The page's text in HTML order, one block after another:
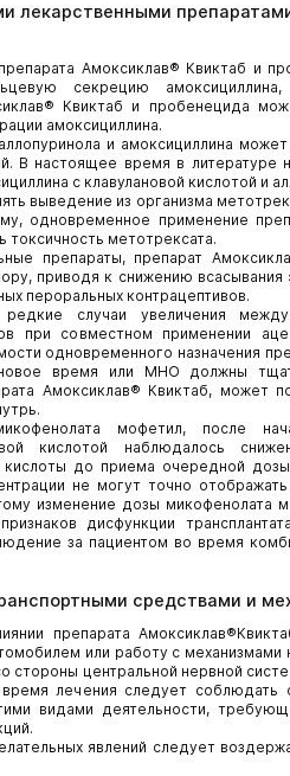
лекарственными
Амоксиклав® Квиктаб и
секрецию
Квиктаб и пробенецида
амоксициллина.
и амоксициллина
В настоящее время в
с клавулановой кислотой и
выведение из организма
одновременное применение
токсичность метотрексата.
препараты, препарат
приводя к снижению
пероральных контрацептивов.
случаи увеличения
при совместном применении
одновременного назначения
время или МНО должны
Амоксиклав® Квиктаб, может
мофетил, после
кислотой наблюдалось
до приема очередной дозы
не могут точно
изменение дозы микофенолата
дисфункции
за пациентом во время
средствами и
препарата
или работу с
стороны центральной нервной
лечения следует соблюдать
видами деятельности,
явлений следует